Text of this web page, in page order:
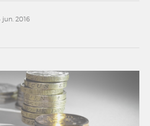
jun. 2016